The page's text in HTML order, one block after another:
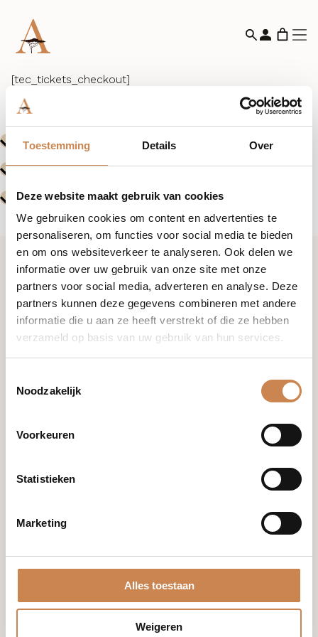
Toestemming Details Over
Deze website maakt gebruik van cookies
We gebruiken cookies om content en advertenties te
personaliseren, om functies voor social media te bieden
en om ons websiteverkeer te analyseren. Ook delen we
informatie over uw gebruik van onze site met onze
partners voor social media, adverteren en analyse. Deze
partners kunnen deze gegevens combineren met andere
informatie die u aan ze heeft verstrekt of die ze hebben
verzameld op basis van uw gebruik van hun services.
Noodzakelijk
Voorkeuren
Statistieken
Marketing
Alles toestaan
Weigeren
[tec_tickets_checkout]
Ik wil graag kennismaken
Merken
Global
Optiphi
Blog
Mijn account